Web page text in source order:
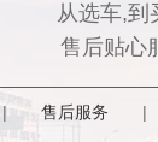
从选车,到
售后贴心
| 售后服务 |